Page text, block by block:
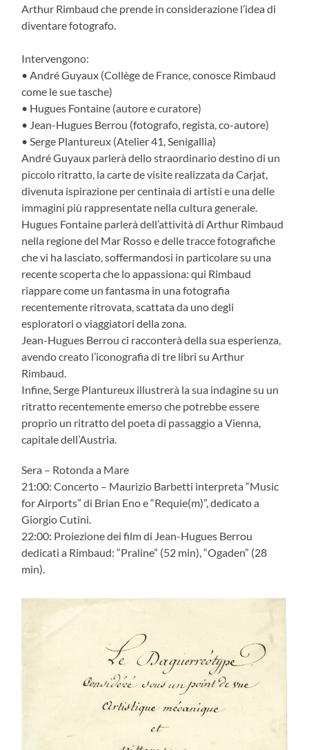
Arthur Rimbaud che prende in considerazione l’idea di
diventare fotografo.
Intervengono:
• André Guyaux (Collège de France, conosce Rimbaud
come le sue tasche)
• Hugues Fontaine (autore e curatore)
• Jean-Hugues Berrou (fotografo, regista, co-autore)
• Serge Plantureux (Atelier 41, Senigallia)
André Guyaux parlerà dello straordinario destino di un
piccolo ritratto, la carte de visite realizzata da Carjat,
divenuta ispirazione per centinaia di artisti e una delle
immagini più rappresentate nella cultura generale.
Hugues Fontaine parlerà dell’attività di Arthur Rimbaud
nella regione del Mar Rosso e delle tracce fotografiche
che vi ha lasciato, soffermandosi in particolare su una
recente scoperta che lo appassiona: qui Rimbaud
riappare come un fantasma in una fotografia
recentemente ritrovata, scattata da uno degli
esploratori o viaggiatori della zona.
Jean-Hugues Berrou ci racconterà della sua esperienza,
avendo creato l’iconografia di tre libri su Arthur
Rimbaud.
Infine, Serge Plantureux illustrerà la sua indagine su un
ritratto recentemente emerso che potrebbe essere
proprio un ritratto del poeta di passaggio a Vienna,
capitale dell’Austria.
Sera – Rotonda a Mare
21:00: Concerto – Maurizio Barbetti interpreta “Music
for Airports” di Brian Eno e “Requie(m)”, dedicato a
Giorgio Cutini.
22:00: Proiezione dei film di Jean-Hugues Berrou
dedicati a Rimbaud: “Praline” (52 min), “Ogaden” (28
min).